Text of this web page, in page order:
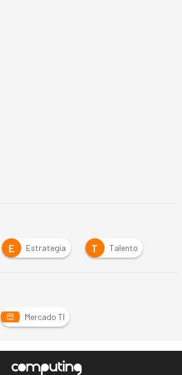
E Estrategia T Talento
Mercado TI